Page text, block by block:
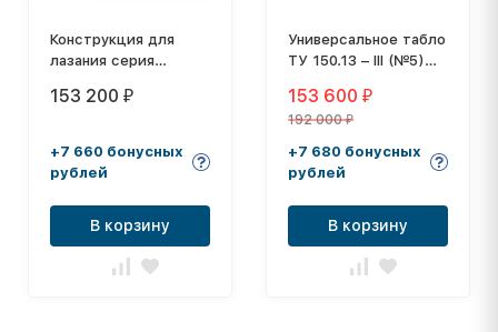
Конструкция для
лазания серия
153 200 ₽
+7 660 бонусных
рублей
В корзину
Универсальное табло
ТУ 150.13 – III (№5)
153 600 ₽
192 000₽
+7 680 бонусных
рублей
В корзину